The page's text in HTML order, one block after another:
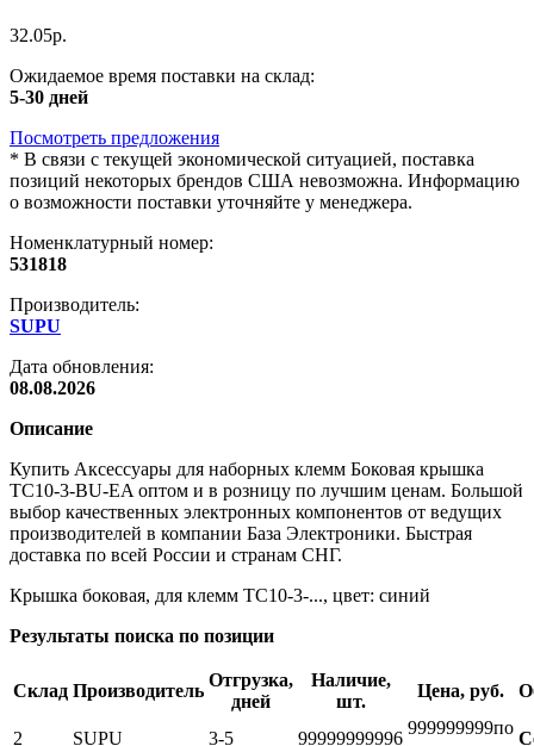
32.05р.
Ожидаемое время поставки на склад:
5-30 дней
Посмотреть предложения
* В связи с текущей экономической ситуацией, поставка
позиций некоторых брендов США невозможна. Информацию
о возможности поставки уточняйте у менеджера.
Номенклатурный номер:
531818
Производитель:
SUPU
Дата обновления:
08.08.2026
Описание
Купить Аксессуары для наборных клемм Боковая крышка
TC10-3-BU-EA оптом и в розницу по лучшим ценам. Большой
выбор качественных электронных компонентов от ведущих
производителей в компании База Электроники. Быстрая
доставка по всей России и странам СНГ.
Крышка боковая, для клемм TC10-3-..., цвет: синий
Результаты поиска по позиции
Склад Производитель
Отгрузка,
дней
Наличие,
шт.
Цена, руб.
2 SUPU 3-5 99999999996
999999999по